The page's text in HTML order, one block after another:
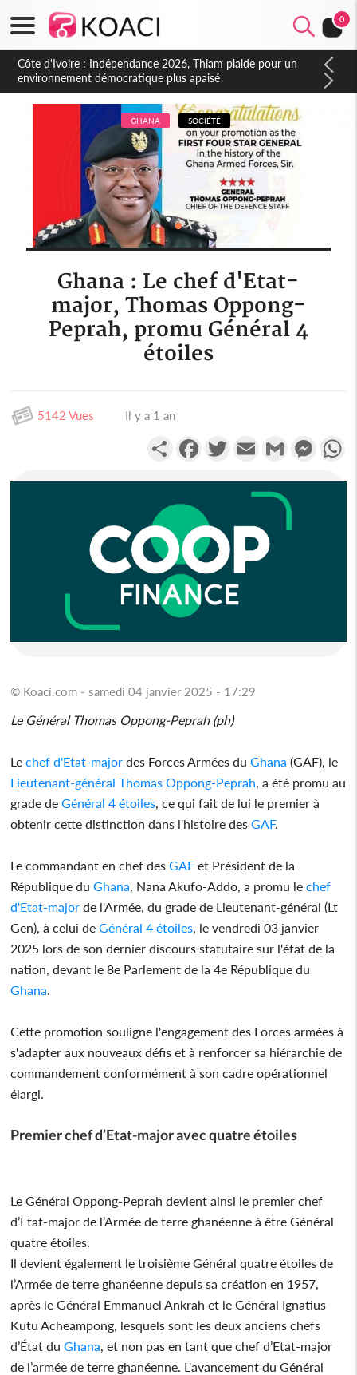
0
Côte d'Ivoire : Indépendance 2026, Thiam plaide pour un
environnement démocratique plus apaisé
GHANA SOCIÉTÉ
Ghana : Le chef d'Etat-
major, Thomas Oppong-
Peprah, promu Général 4
étoiles
5142 Vues Il y a 1 an
PartagerFacebookTwitterEmail Gmail
© Koaci.com - samedi 04 janvier 2025 - 17:29
Le Général Thomas Oppong-Peprah (ph)
Le chef d'Etat-major des Forces Armées duGhana (GAF), le
Lieutenant-général Thomas Oppong-Peprah , a été promu au
grade de Général 4 étoiles , ce qui fait de lui le premier à
obtenir cette distinction dans l'histoire des GAF.
Le commandant en chef des GAF et Président de la
République duGhana , Nana Akufo-Addo, a promu le chef
d'Etat-major de l'Armée, du grade de Lieutenant-général (Lt
Gen), à celui de Général 4 étoiles , le vendredi 03 janvier
2025 lors de son dernier discours statutaire sur l'état de la
nation, devant le 8e Parlement de la 4e République du
Ghana
Cette promotion souligne l'engagement des Forces armées à
s'adapter aux nouveaux défis et à renforcer sa hiérarchie de
commandement conformément à son cadre opérationnel
élargi.
Premier chef d’Etat-major avec quatre étoiles
Le Général Oppong-Peprah devient ainsi le premier chef
d’Etat-major de l’Armée de terre ghanéenne à être Général
quatre étoiles.
Il devient également le troisième Général quatre étoiles de
l’Armée de terre ghanéenne depuis sa création en 1957,
après le Général Emmanuel Ankrah et le Général Ignatius
Kutu Acheampong, lesquels sont les deux anciens chefs
d’État duGhana , et non pas en tant que chef d’Etat-major
de l’armée de terre ghanéenne. L'avancement du Général